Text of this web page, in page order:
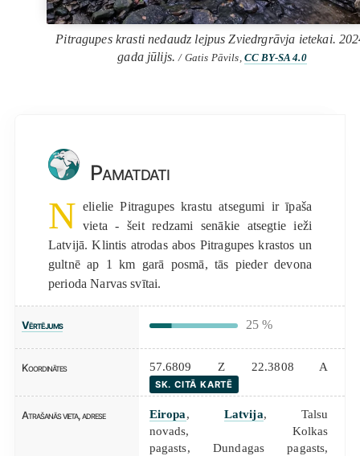
Pitragupes krasti nedaudz lejpus Zviedrgrāvja ietekai.
gada jūlijs./ Gatis Pāvils, CC BY-SA 4.0
Pamatdati
N elielie Pitragupes krastu atsegumi ir īpaša
vieta - šeit redzami senākie atsegtie ieži
Latvijā. Klintis atrodas abos Pitragupes krastos un
gultnē ap 1 km garā posmā, tās pieder devona
perioda Narvas svītai.
Vērtējums 25 %
Koordinātes 57.6809 Z 22.3808 A
SK. CITĀ KARTĒ
Atrašanās vieta, adrese Eiropa, Latvija, Talsu
novads, Kolkas
pagasts, Dundagas pagasts,